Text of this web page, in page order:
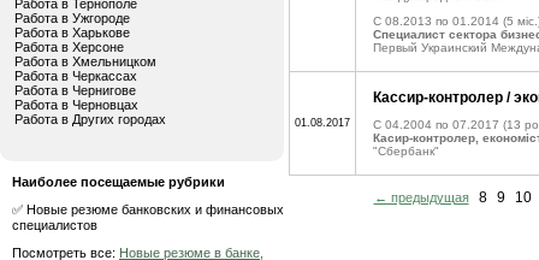
Работа в Тернополе
Работа в Ужгороде
Работа в Харькове
Работа в Херсоне
Работа в Хмельницком
Работа в Черкассах
Работа в Чернигове
Работа в Черновцах
Работа в Других городах
Наиболее посещаемые рубрики
✅ Новые резюме банковских и финансовых
специалистов
Посмотреть все: Новые резюме в банке,
C 08.2013 по 01.2014 (5
Специалист сектора
Первый Украинский
01.08.2017
Кассир-контролер /
C 04.2004 по 07.2017 (13
Касир-контролер,
"Сбербанк"
← предыдущая 8 9 10